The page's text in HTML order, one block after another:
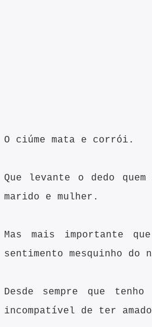
O ciúme mata e corrói.
Que levante o dedo
marido e mulher.
Mas mais importante
sentimento mesquinho
Desde sempre que
incompatível de ter